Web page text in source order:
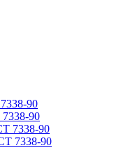
90
90
7338-90
7338-90